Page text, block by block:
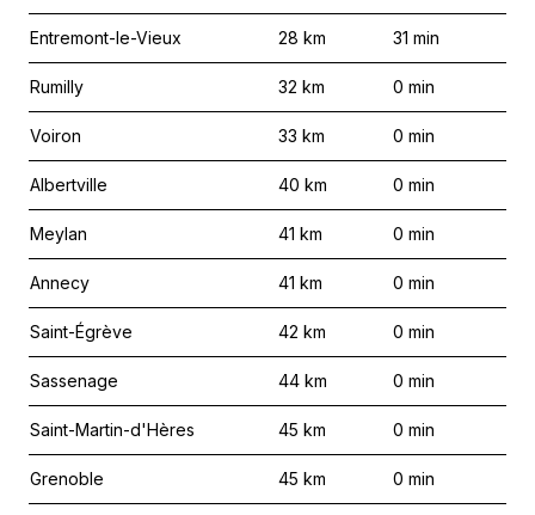
Entremont-le-Vieux 28 km 31 min
Rumilly 32 km 0 min
Voiron 33 km 0 min
Albertville 40 km 0 min
Meylan 41 km 0 min
Annecy 41 km 0 min
Saint-Égrève 42 km 0 min
Sassenage 44 km 0 min
Saint-Martin-d'Hères 45 km 0 min
Grenoble 45 km 0 min